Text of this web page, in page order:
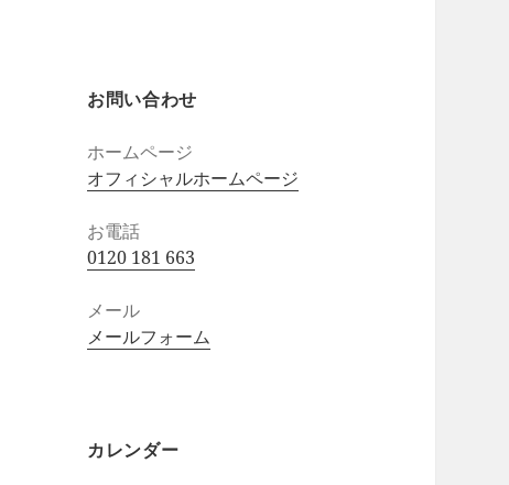
お問い合わせ
ホームページ
オフィシャルホームページ
お電話
0120 181 663
メール
メールフォーム
カレンダー